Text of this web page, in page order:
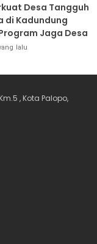
Desa Tangguh
di Kadundung
Jaga Desa
lalu
, Kota Palopo,